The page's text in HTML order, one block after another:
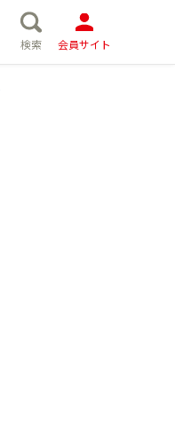
検索
会員サイト